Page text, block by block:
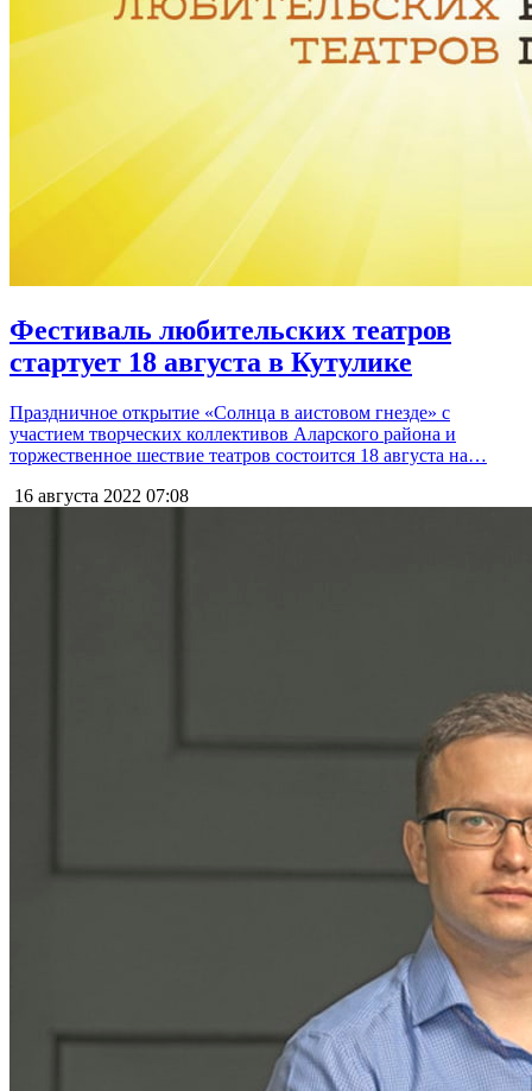
Фестиваль любительских театров
стартует 18 августа в Кутулике
Праздничное открытие «Солнца в аистовом гнезде» с
участием творческих коллективов Аларского района и
торжественное шествие театров состоится 18 августа на…
16 августа 2022 07:08